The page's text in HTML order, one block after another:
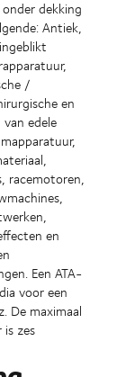
dekking
Antiek,
/
en
edele
racemotoren,
en
Een ATA-
voor een
De maximaal
zes